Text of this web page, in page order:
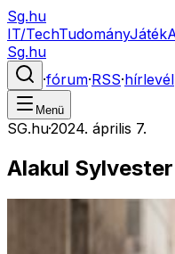
Sg.hu
IT/TechTudományJáték
Sg.hu
·fórum·RSS·hírlevél
Menü
SG.hu·2024. április 7.
Alakul